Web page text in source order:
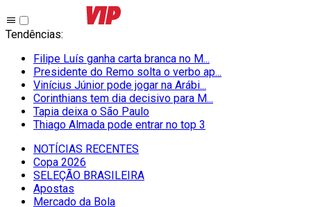
Tendências:
Filipe Luís ganha carta branca no M...
Presidente do Remo solta o verbo ap...
Vinícius Júnior pode jogar na Arábi...
Corinthians tem dia decisivo para M...
Tapia deixa o São Paulo
Thiago Almada pode entrar no top 3
NOTÍCIAS RECENTES
Copa 2026
SELEÇÃO BRASILEIRA
Apostas
Mercado da Bola